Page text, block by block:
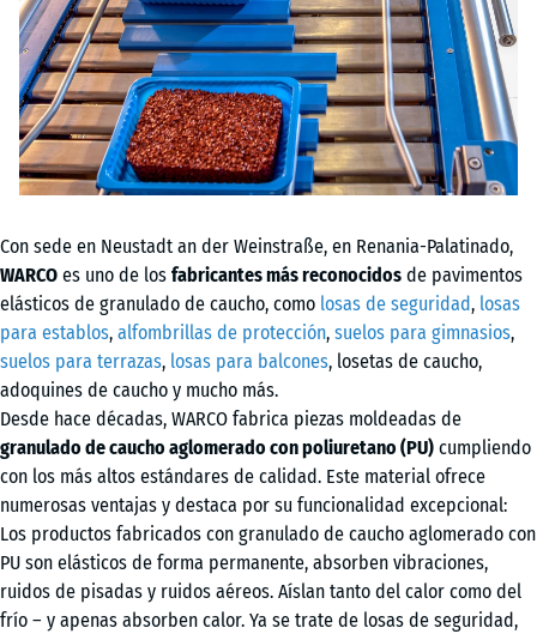
Con sede en Neustadt an der Weinstraße, en Renania-Palatinado,
WARCO es uno de los fabricantes más reconocidos de pavimentos
elásticos de granulado de caucho, como losas de seguridad, losas
para establos, alfombrillas de protección, suelos para gimnasios,
suelos para terrazas, losas para balcones, losetas de caucho,
adoquines de caucho y mucho más.
Desde hace décadas, WARCO fabrica piezas moldeadas de
granulado de caucho aglomerado con poliuretano (PU) cumpliendo
con los más altos estándares de calidad. Este material ofrece
numerosas ventajas y destaca por su funcionalidad excepcional:
Los productos fabricados con granulado de caucho aglomerado con
PU son elásticos de forma permanente, absorben vibraciones,
ruidos de pisadas y ruidos aéreos. Aíslan tanto del calor como del
frío – y apenas absorben calor. Ya se trate de losas de seguridad,